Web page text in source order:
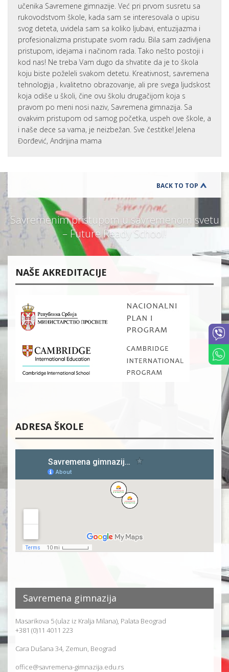
učenika Savremene gimnazije. Već pri prvom susretu sa
rukovodstvom škole, kada sam se interesovala o upisu
svog deteta, uvidela sam sa koliko ljubavi, entuzijazma i
profesionalizma pristupate svom radu. Bila sam zadivljena
pristupom, idejama i načinom rada. Tako nešto postoji i
kod nas! Ne treba Vam dugo da shvatite da je to škola
koju biste poželeli svakom detetu. Kreativnost, savremena
tehnologija , kvalitetno obrazovanje, ali pre svega ljudskost
koja odiše u školi, čine ovu školu drugačijom koja s
pravom po meni nosi naziv, Savremena gimnazija. Sa
ovakvim pristupom od samog početka, uspeh ove škole, a
i naše dece sa vama, je neizbežan. Sve čestitke! Jelena
Đorđević, Andrijina mama
BACK TO TOP
Savremenim pristupom u savremenom svetu
– Future Ready School!
NAŠE AKREDITACIJE
ADRESA ŠKOLE
Savremena gimnazija
Masarikova 5 (ulaz iz Kralja Milana), Palata Beograd
+381 (0)11 4011 223
Cara Dušana 34, Zemun, Beograd
office@savremena-gimnazija.edu.rs